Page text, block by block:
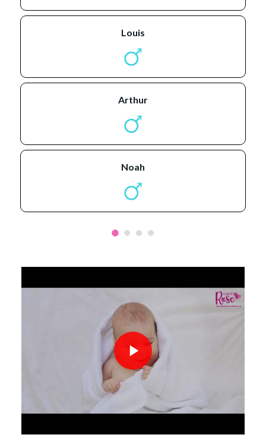
louis
arthur
noah